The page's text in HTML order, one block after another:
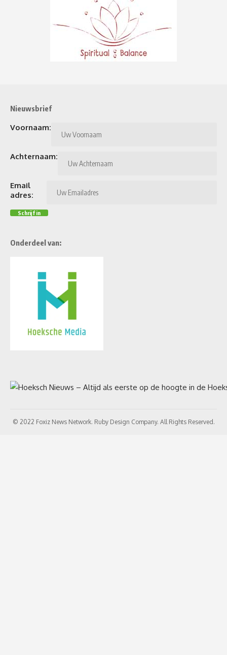
Nieuwsbrief
Voornaam:
Achternaam:
Email
adres:
Onderdeel van:
© 2022 Foxiz News Network. Ruby Design Company. All Rights Reserved.